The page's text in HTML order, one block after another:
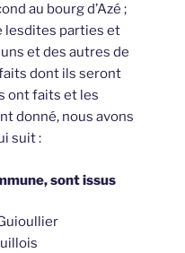
au bourg d’Azé ;
lesdites parties et
et des autres de
dont ils seront
ont faits et les
donné, nous avons
suit :
sont issus